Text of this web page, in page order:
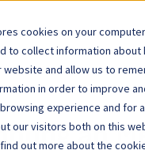
cookies on your
to collect information about
and allow us to
in order to improve
experience and for
our visitors both on this
out more about the
an